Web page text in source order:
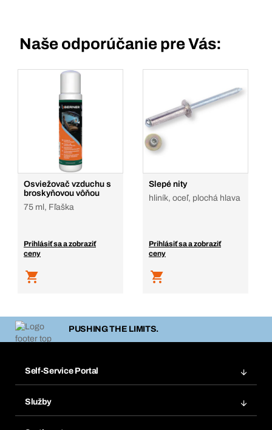
Naše odporúčanie pre Vás:
Osviežovač vzduchu s
broskyňovou vôňou
75 ml, Fľaška
Prihlásiť sa a zobraziť
ceny
Slepé nity
hliník, oceľ, plochá hlava
Prihlásiť sa a zobraziť
ceny
PUSHING THE LIMITS.
Self-Service Portal
Služby